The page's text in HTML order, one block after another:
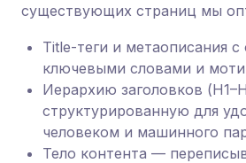
существующих страниц мы
Title-теги и метаописания
ключевыми словами и
Иерархию заголовков
структурированную для
человеком и машинного
Тело контента —